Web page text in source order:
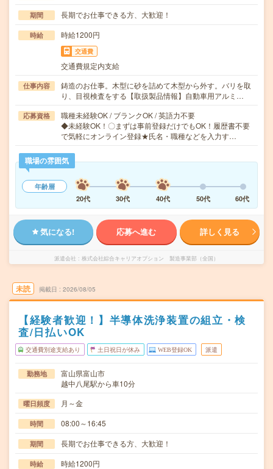
期間 長期でお仕事できる方、大歓迎！
時給 時給1200円
交通費
交通費規定内支給
仕事内容
鋳造のお仕事。木型に砂を詰めて木型から外す。バリを取
り、目視検査をする【取扱製品情報】自動車用アルミ…
応募資格
職種未経験OK / ブランクOK / 英語力不要
◆未経験OK！〇まずは事前登録だけでもOK！履歴書不要
で気軽にオンライン登録★氏名・職種などを入力す…
職場の雰囲気
年齢層
20代
30代 40代 50代 60代
気になる! 応募へ進む 詳しく見る
派遣会社 株式会社綜合キャリアオプション 製造事業部（全国）
未読 掲載日 2026/08/05
【経験者歓迎！】半導体洗浄装置の組立・検
査/日払いOK
交通費別途支給あり 土日祝日が休み WEB登録OK 派遣
勤務地
富山県富山市
越中八尾駅から車10分
曜日頻度 月～金
時間 08:00～16:45
期間 長期でお仕事できる方、大歓迎！
時給 時給1200円